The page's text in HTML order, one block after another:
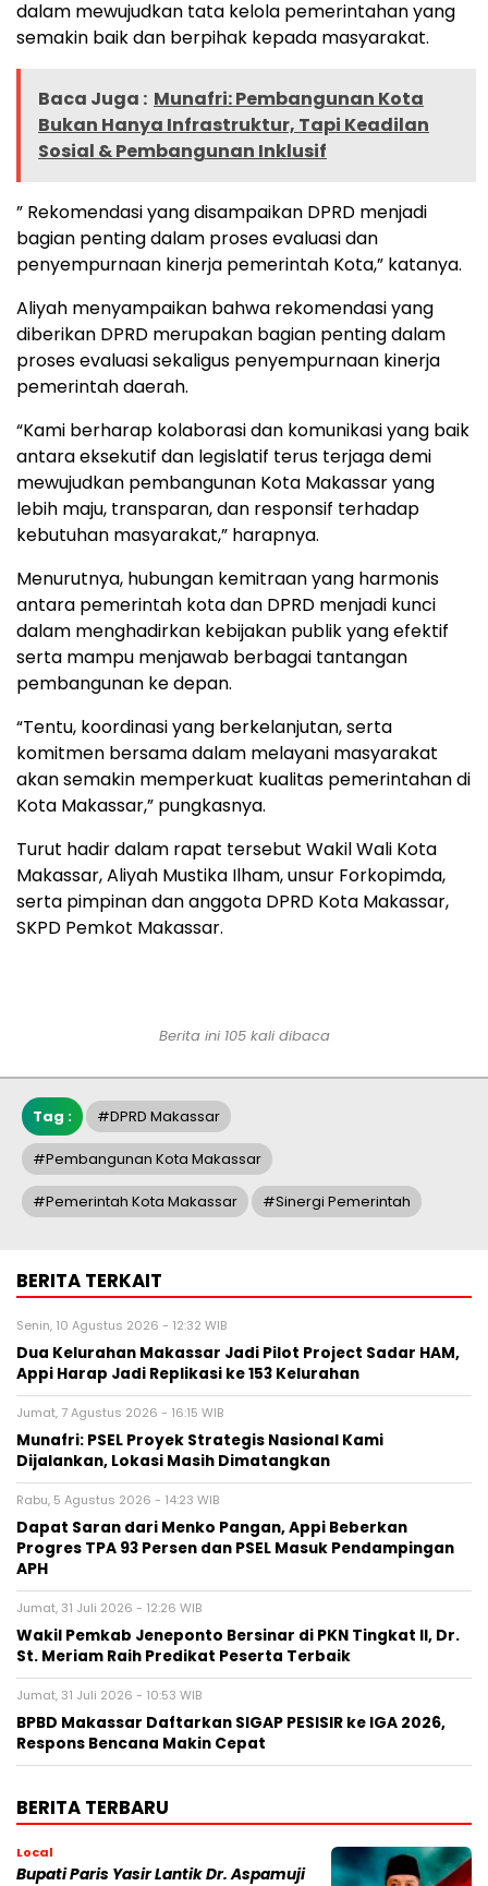
dalam mewujudkan tata kelola pemerintahan yang
semakin baik dan berpihak kepada masyarakat.
Baca Juga : Munafri: Pembangunan Kota
Bukan Hanya Infrastruktur, Tapi Keadilan
Sosial & Pembangunan Inklusif
” Rekomendasi yang disampaikan DPRD menjadi
bagian penting dalam proses evaluasi dan
penyempurnaan kinerja pemerintah Kota,” katanya.
Aliyah menyampaikan bahwa rekomendasi yang
diberikan DPRD merupakan bagian penting dalam
proses evaluasi sekaligus penyempurnaan kinerja
pemerintah daerah.
“Kami berharap kolaborasi dan komunikasi yang baik
antara eksekutif dan legislatif terus terjaga demi
mewujudkan pembangunan Kota Makassar yang
lebih maju, transparan, dan responsif terhadap
kebutuhan masyarakat,” harapnya.
Menurutnya, hubungan kemitraan yang harmonis
antara pemerintah kota dan DPRD menjadi kunci
dalam menghadirkan kebijakan publik yang efektif
serta mampu menjawab berbagai tantangan
pembangunan ke depan.
“Tentu, koordinasi yang berkelanjutan, serta
komitmen bersama dalam melayani masyarakat
akan semakin memperkuat kualitas pemerintahan di
Kota Makassar,” pungkasnya.
Turut hadir dalam rapat tersebut Wakil Wali Kota
Makassar, Aliyah Mustika Ilham, unsur Forkopimda,
serta pimpinan dan anggota DPRD Kota Makassar,
SKPD Pemkot Makassar.
Berita ini 105 kali dibaca
Tag : #DPRD Makassar
#Pembangunan Kota Makassar
#pemerintah Kota Makassar #Sinergi Pemerintah
BERITA TERKAIT
Senin, 10 Agustus 2026 - 12:32 WIB
Dua Kelurahan Makassar Jadi Pilot Project Sadar HAM,
Appi Harap Jadi Replikasi ke 153 Kelurahan
Jumat, 7 Agustus 2026 - 16:15 WIB
Munafri: PSEL Proyek Strategis Nasional Kami
Dijalankan, Lokasi Masih Dimatangkan
Rabu, 5 Agustus 2026 - 14:23 WIB
Dapat Saran dari Menko Pangan, Appi Beberkan
Progres TPA 93 Persen dan PSEL Masuk Pendampingan
APH
Jumat, 31 Juli 2026 - 12:26 WIB
Wakil Pemkab Jeneponto Bersinar di PKN Tingkat II, Dr.
St. Meriam Raih Predikat Peserta Terbaik
Jumat, 31 Juli 2026 - 10:53 WIB
BPBD Makassar Daftarkan SIGAP PESISIR ke IGA 2026,
Respons Bencana Makin Cepat
BERITA TERBARU
Local
Bupati Paris Yasir Lantik Dr. Aspamuji